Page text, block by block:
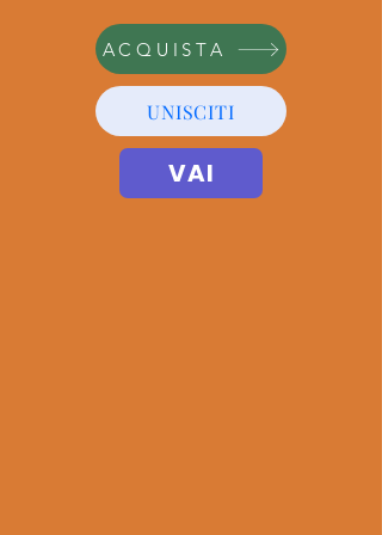
ACQUISTA
UNISCITI
VAI